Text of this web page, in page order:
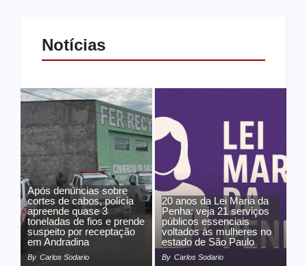
Notícias
Após denúncias sobre
cortes de cabos, polícia
apreende quase 3
toneladas de fios e prende
suspeito por receptação
em Andradina
By Carlos Sodario
20 anos da Lei Maria da
Penha: veja 21 serviços
públicos essenciais
voltados às mulheres no
estado de São Paulo
By Carlos Sodario